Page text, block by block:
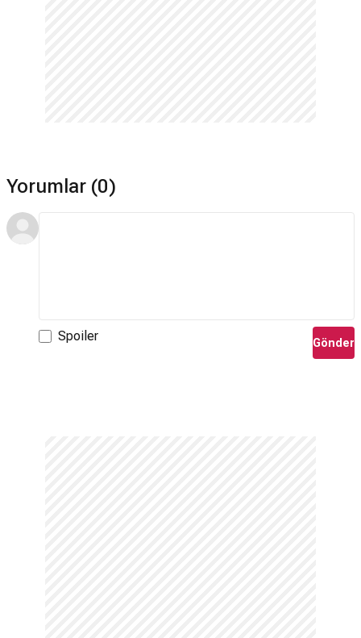
Yorumlar (0)
Spoiler Gönder